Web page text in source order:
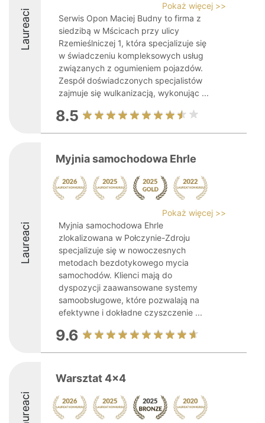
Laureaci
Pokaż więcej >>
Serwis Opon Maciej Budny to firma z
siedzibą w Mścicach przy ulicy
Rzemieślniczej 1, która specjalizuje się
w świadczeniu kompleksowych usług
związanych z ogumieniem pojazdów.
Zespół doświadczonych specjalistów
zajmuje się wulkanizacją, wykonując ...
8.5
Laureaci
Myjnia samochodowa Ehrle
Pokaż więcej >>
Myjnia samochodowa Ehrle
zlokalizowana w Połczynie-Zdroju
specjalizuje się w nowoczesnych
metodach bezdotykowego mycia
samochodów. Klienci mają do
dyspozycji zaawansowane systemy
samoobsługowe, które pozwalają na
efektywne i dokładne czyszczenie ...
9.6
Laureaci
Warsztat 4x4